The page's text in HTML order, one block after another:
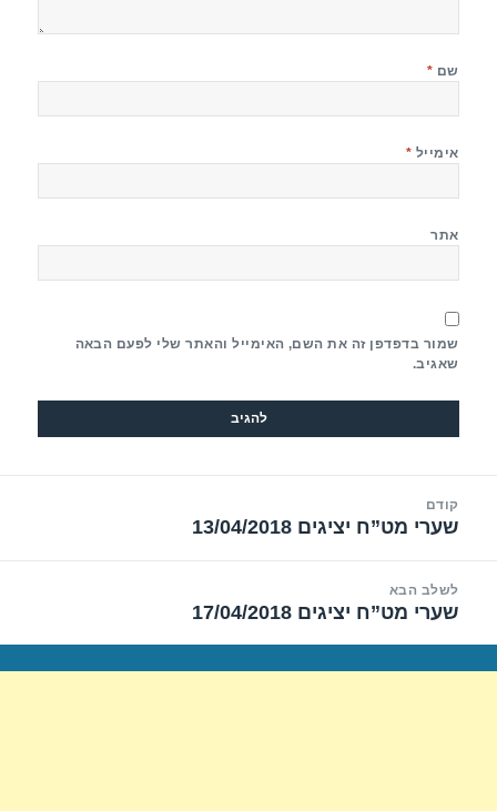
שם *
אימייל *
אתר
שמור בדפדפן זה את השם, האימייל והאתר שלי לפעם הבאה
שאגיב.
קודם
הפוסט
שערי מט”ח יציגים 13/04/2018
לשלב הבא
הפוסט
שערי מט”ח יציגים 17/04/2018